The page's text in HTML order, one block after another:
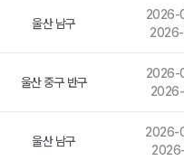
울산 남구
2026-
울산 중구 반구
2026-
울산 남구
2026-